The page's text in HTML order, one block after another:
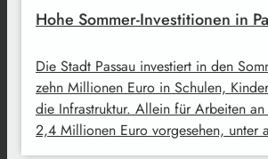
Hohe Sommer-Investitionen in
Die Stadt Passau investiert in den
zehn Millionen Euro in Schulen,
die Infrastruktur. Allein für Arbeiten
2,4 Millionen Euro vorgesehen, unter